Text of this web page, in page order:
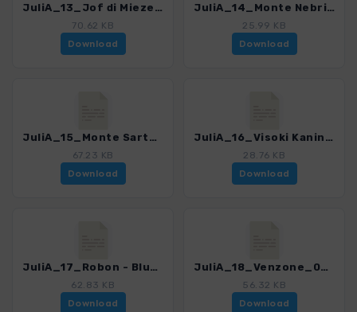
JuliA_13_Jof di Miezegnot_0366_2.gpx
70.62 KB
Download
JuliA_14_Monte Nebria_0366_2.gpx
25.99 KB
Download
JuliA_15_Monte Sart_0366_2.gpx
67.23 KB
Download
JuliA_16_Visoki Kanin_0366_2.gpx
28.76 KB
Download
JuliA_17_Robon - Blumen und Karsterscheinungen_0366_2.gpx
62.83 KB
Download
JuliA_18_Venzone_0366_2.gpx
56.32 KB
Download